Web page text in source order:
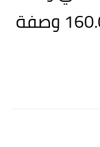
يقدم لك أكثر من 160.000 وصفة